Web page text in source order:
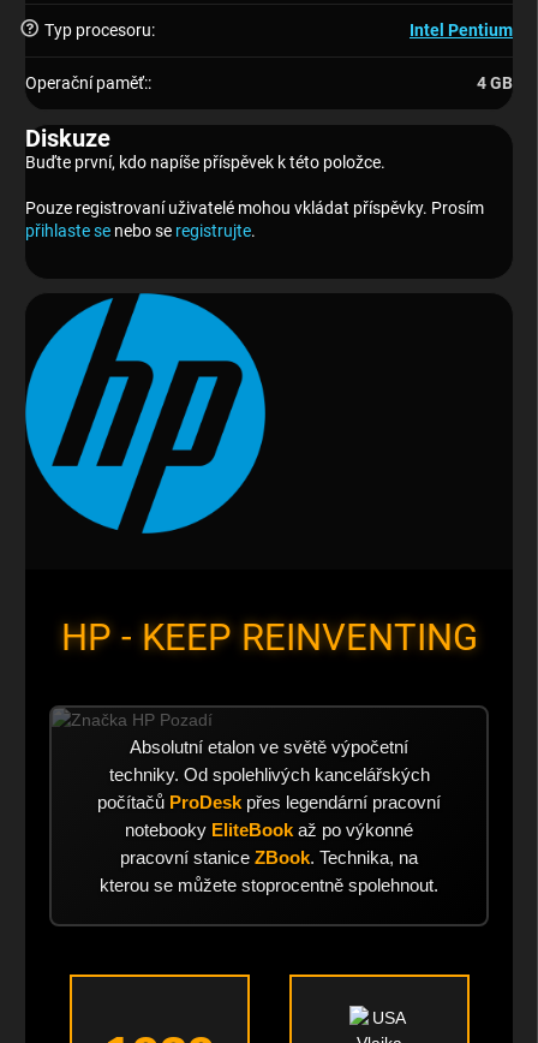
? Typ procesoru: Intel Pentium
Operační paměť:: 4 GB
Diskuze
Buďte první, kdo napíše příspěvek k této položce.
Pouze registrovaní uživatelé mohou vkládat příspěvky. Prosím
přihlaste se nebo se registrujte.
HP - KEEP REINVENTING
Absolutní etalon ve světě výpočetní
techniky. Od spolehlivých kancelářských
počítačů ProDesk přes legendární pracovní
notebooky EliteBook až po výkonné
pracovní stanice ZBook. Technika, na
kterou se můžete stoprocentně spolehnout.